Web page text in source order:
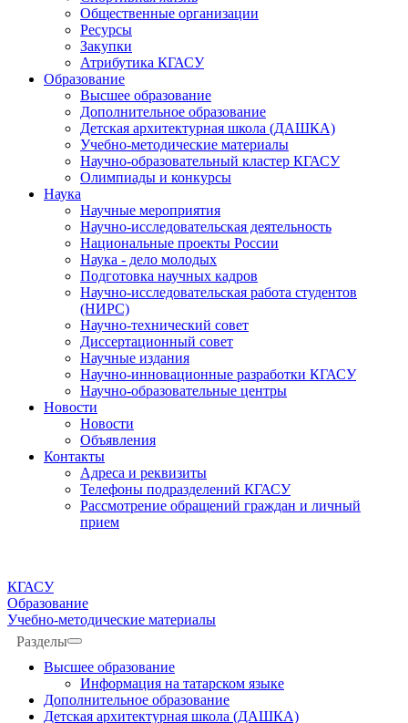
Общественные организации
Ресурсы
Закупки
Атрибутика КГАСУ
Образование
Высшее образование
Дополнительное образование
Детская архитектурная школа (ДАШКА)
Учебно-методические материалы
Научно-образовательный кластер КГАСУ
Олимпиады и конкурсы
Наука
Научные мероприятия
Научно-исследовательская деятельность
Национальные проекты России
Наука - дело молодых
Подготовка научных кадров
Научно-исследовательская работа студентов
(НИРС)
Научно-технический совет
Диссертационный совет
Научные издания
Научно-инновационные разработки КГАСУ
Научно-образовательные центры
Новости
Новости
Объявления
Контакты
Адреса и реквизиты
Телефоны подразделений КГАСУ
Рассмотрение обращений граждан и личный
прием
КГАСУ
Образование
Учебно-методические материалы
Разделы
Высшее образование
Информация на татарском языке
Дополнительное образование
Детская архитектурная школа (ДАШКА)